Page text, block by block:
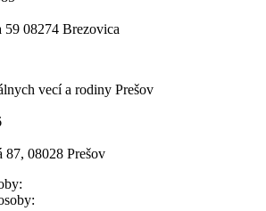
59 08274 Brezovica
vecí a rodiny Prešov
87, 08028 Prešov